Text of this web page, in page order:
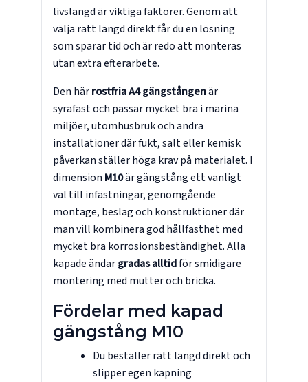
livslängd är viktiga faktorer. Genom att
välja rätt längd direkt får du en lösning
som sparar tid och är redo att monteras
utan extra efterarbete.
Den härrostfria A4 gängstångenär
syrafast och passar mycket bra i marina
miljöer, utomhusbruk och andra
installationer där fukt, salt eller kemisk
påverkan ställer höga krav på materialet. I
dimension M10är gängstång ett vanligt
val till infästningar, genomgående
montage, beslag och konstruktioner där
man vill kombinera god hållfasthet med
mycket bra korrosionsbeständighet. Alla
kapade ändargradas alltidför smidigare
montering med mutter och bricka.
Fördelar med kapad
gängstång M10
Du beställer rätt längd direkt och
slipper egen kapning